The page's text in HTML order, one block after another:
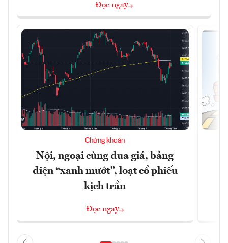
Đọc ngay
Chứng khoán
Nội, ngoại cùng đua giá, bảng
điện “xanh mướt”, loạt cổ phiếu
kịch trần
Đọc ngay